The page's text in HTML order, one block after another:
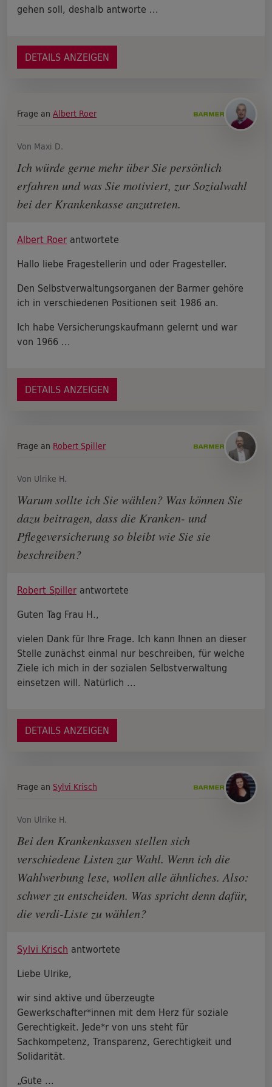
gehen soll, deshalb antworte ...
DETAILS ANZEIGEN
Frage an Albert Roer
Von Maxi D.
Ich würde gerne mehr über Sie persönlich
erfahren und was Sie motiviert, zur Sozialwahl
bei der Krankenkasse anzutreten.
Albert Roer antwortete
Hallo liebe Fragestellerin und oder Fragesteller.
Den Selbstverwaltungsorganen der Barmer gehöre
ich in verschiedenen Positionen seit 1986 an.
Ich habe Versicherungskaufmann gelernt und war
von 1966 ...
DETAILS ANZEIGEN
Frage an Robert Spiller
Von Ulrike H.
Warum sollte ich Sie wählen? Was können Sie
dazu beitragen, dass die Kranken- und
Pflegeversicherung so bleibt wie Sie sie
beschreiben?
Robert Spiller antwortete
Guten Tag Frau H.,
vielen Dank für Ihre Frage. Ich kann Ihnen an dieser
Stelle zunächst einmal nur beschreiben, für welche
Ziele ich mich in der sozialen Selbstverwaltung
einsetzen will. Natürlich ...
DETAILS ANZEIGEN
Frage an Sylvi Krisch
Von Ulrike H.
Bei den Krankenkassen stellen sich
verschiedene Listen zur Wahl. Wenn ich die
Wahlwerbung lese, wollen alle ähnliches. Also:
schwer zu entscheiden. Was spricht denn dafür,
die verdi-Liste zu wählen?
Sylvi Krisch antwortete
Liebe Ulrike,
wir sind aktive und überzeugte
Gewerkschafter*innen mit dem Herz für soziale
Gerechtigkeit. Jede*r von uns steht für
Sachkompetenz, Transparenz, Gerechtigkeit und
Solidarität.
„Gute ...